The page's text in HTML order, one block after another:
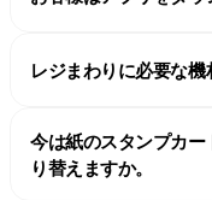
Apple Walletまたは
レジまわりに必要な機
タッフがお客様のQRコ
に入れている間にポイ
今は紙のスタンプカ
り替えますか。